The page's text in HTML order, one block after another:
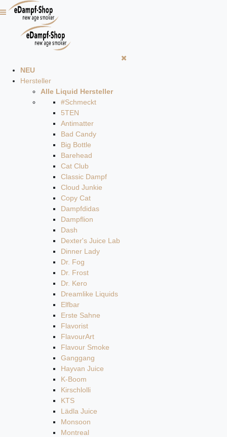
NEU
Hersteller
Alle Liquid Hersteller
#Schmeckt
5TEN
Antimatter
Bad Candy
Big Bottle
Barehead
Cat Club
Classic Dampf
Cloud Junkie
Copy Cat
Dampfdidas
Dampflion
Dash
Dexter's Juice Lab
Dinner Lady
Dr. Fog
Dr. Frost
Dr. Kero
Dreamlike Liquids
Elfbar
Erste Sahne
Flavorist
FlavourArt
Flavour Smoke
Ganggang
Hayvan Juice
K-Boom
Kirschlolli
KTS
Lädla Juice
Monsoon
Montreal